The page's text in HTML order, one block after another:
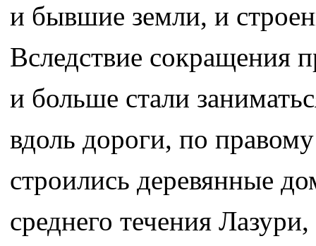
и бывшие земли, и
Вследствие сокращения
и больше стали
вдоль дороги, по
строились деревянные
среднего течения